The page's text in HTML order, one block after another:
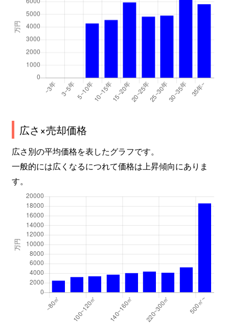
広さ×売却価格
広さ別の平均価格を表したグラフです。
一般的には広くなるにつれて価格は上昇傾向にありま
す。